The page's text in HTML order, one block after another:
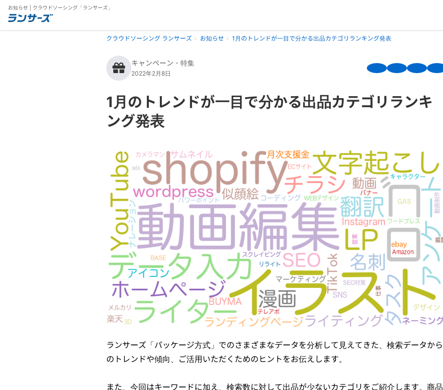
お知らせ | クラウドソーシング「ランサーズ」
クラウドソーシング ランサーズ お知らせ 1月のトレンドが一目で分かる出品カテゴリランキング発表
キャンペーン・特集
2022年2月8日
1月のトレンドが一目で分かる出品カテゴリランキ
ング発表
ランサーズ「パッケージ方式」でのさまざまなデータを分析して見えてきた、検索データから
のトレンドや傾向、ご活用いただくためのヒントをお伝えします。
また、今回はキーワードに加え、検索数に対して出品が少ないカテゴリをご紹介します。商品